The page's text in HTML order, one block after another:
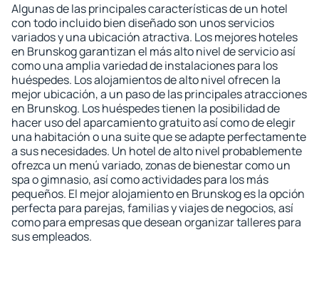
Algunas de las principales características de un hotel
con todo incluido bien diseñado son unos servicios
variados y una ubicación atractiva. Los mejores hoteles
en Brunskog garantizan el más alto nivel de servicio así
como una amplia variedad de instalaciones para los
huéspedes. Los alojamientos de alto nivel ofrecen la
mejor ubicación, a un paso de las principales atracciones
en Brunskog. Los huéspedes tienen la posibilidad de
hacer uso del aparcamiento gratuito así como de elegir
una habitación o una suite que se adapte perfectamente
a sus necesidades. Un hotel de alto nivel probablemente
ofrezca un menú variado, zonas de bienestar como un
spa o gimnasio, así como actividades para los más
pequeños. El mejor alojamiento en Brunskog es la opción
perfecta para parejas, familias y viajes de negocios, así
como para empresas que desean organizar talleres para
sus empleados.